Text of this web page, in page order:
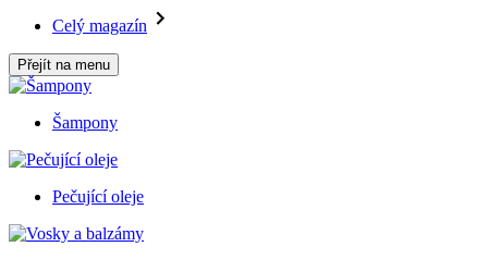
Celý magazín
Přejít na menu
Šampony
Pečující oleje